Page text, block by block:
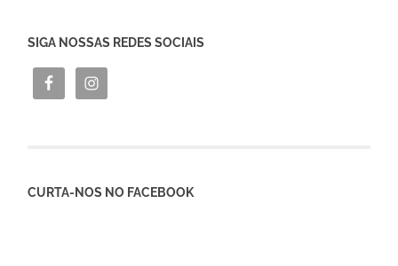
SIGA NOSSAS REDES SOCIAIS
CURTA-NOS NO FACEBOOK